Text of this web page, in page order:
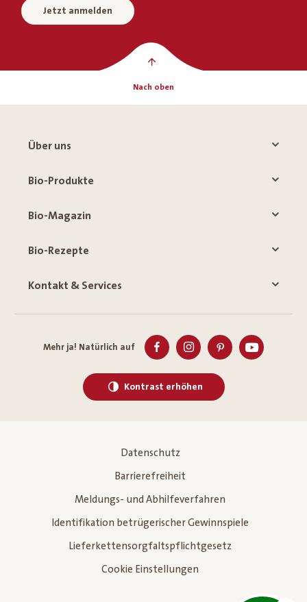
Jetzt anmelden
Nach oben
Über uns
Bio-Produkte
Bio-Magazin
Bio-Rezepte
Kontakt & Services
Mehr ja! Natürlich auf
Kontrast erhöhen
Datenschutz
Barrierefreiheit
Meldungs- und Abhilfeverfahren
Identifikation betrügerischer Gewinnspiele
Lieferkettensorgfaltspflichtgesetz
Cookie Einstellungen